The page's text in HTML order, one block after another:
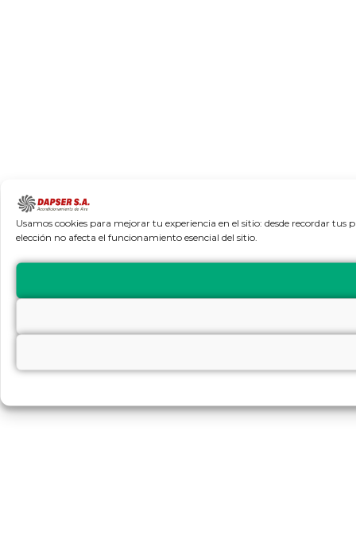
Usamos cookies para mejorar tu experiencia en el sitio: desde recordar
elección no afecta el funcionamiento esencial del sitio.